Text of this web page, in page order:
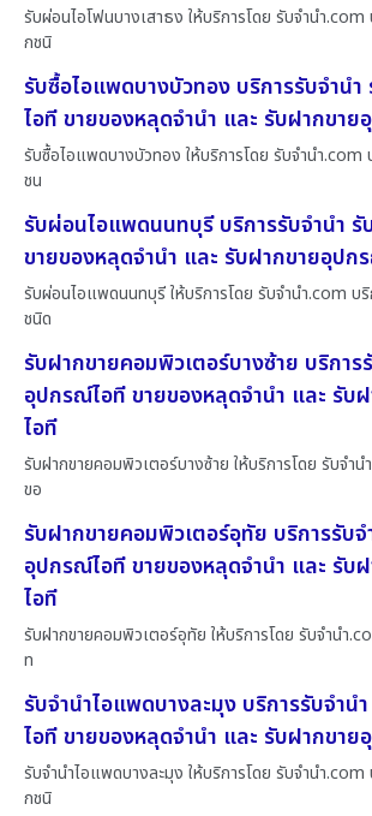
รับผ่อนไอโฟนบางเสาธง ให้บริการโดย รับจํานํา.com
กชนิ
รับซื้อไอแพดบางบัวทอง บริการรับจำน
ไอที ขายของหลุดจำนำ และ รับฝากขา
รับซื้อไอแพดบางบัวทอง ให้บริการโดย รับจํานํา.com
ชน
รับผ่อนไอแพดนนทบุรี บริการรับจำนำ
ขายของหลุดจำนำ และ รับฝากขายอุปก
รับผ่อนไอแพดนนทบุรี ให้บริการโดย รับจํานํา.com บ
ชนิด
รับฝากขายคอมพิวเตอร์บางซ้าย บริการ
อุปกรณ์ไอที ขายของหลุดจำนำ และ รับ
ไอที
รับฝากขายคอมพิวเตอร์บางซ้าย ให้บริการโดย รับจํานํ
ขอ
รับฝากขายคอมพิวเตอร์อุทัย บริการรับจ
อุปกรณ์ไอที ขายของหลุดจำนำ และ รับ
ไอที
รับฝากขายคอมพิวเตอร์อุทัย ให้บริการโดย รับจํานํา
ท
รับจำนำไอแพดบางละมุง บริการรับจำ
ไอที ขายของหลุดจำนำ และ รับฝากขา
รับจำนำไอแพดบางละมุง ให้บริการโดย รับจํานํา.com
กชนิ